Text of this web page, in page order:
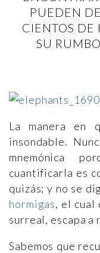
PUEDEN
CIENTOS DE
SU
La manera en
insondable.
mnemónica
cuantificarla es
quizás; y no se
hormigas, el cual
surreal, escapa a
Sabemos que